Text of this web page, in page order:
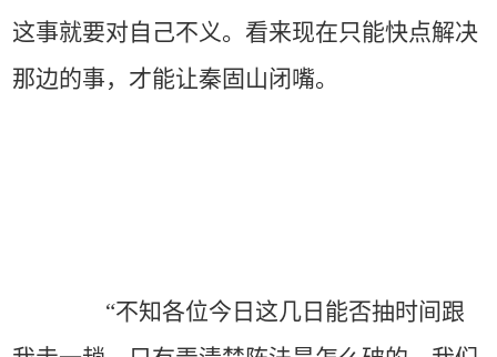
这事就要对自己不义。看来现在只能快点解决
那边的事，才能让秦固山闭嘴。
“不知各位今日这几日能否抽时间跟